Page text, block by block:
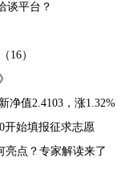
谈平台？
16）
净值2.4103，涨1.32%
开始填报征求志愿
亮点？专家解读来了